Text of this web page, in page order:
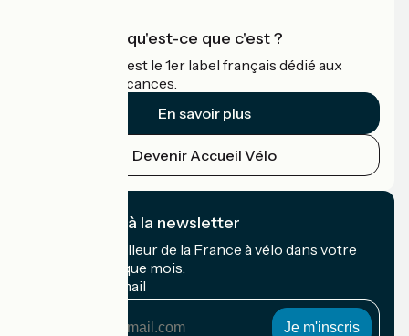
Accueil Vélo qu'est-ce que c'est ?
Accueil Vélo c'est le 1er label français dédié aux
cyclistes en vacances.
En savoir plus
Devenir Accueil Vélo
Je m'abonne à la newsletter
Recevez le meilleur de la France à vélo dans votre
boîte mail chaque mois.
Mon adresse mail